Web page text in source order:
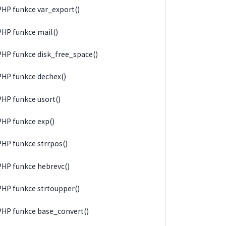
funkce var_export()
funkce mail()
funkce disk_free_space()
funkce dechex()
funkce usort()
funkce exp()
funkce strrpos()
funkce hebrevc()
funkce strtoupper()
funkce base_convert()